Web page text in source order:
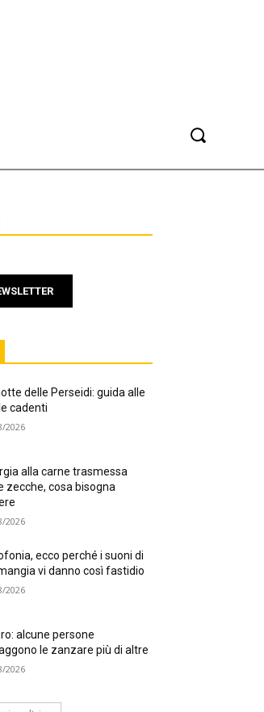
delle Perseidi: guida alle
cadenti
2026
alla carne trasmessa
zecche, cosa bisogna
2026
ecco perché i suoni di
vi danno così fastidio
2026
alcune persone
le zanzare più di altre
2026